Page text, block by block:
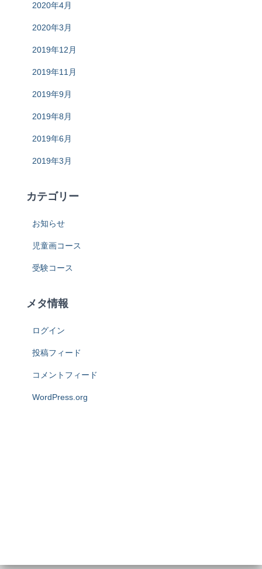
2020年4月
2020年3月
2019年12月
2019年11月
2019年9月
2019年8月
2019年6月
2019年3月
カテゴリー
お知らせ
児童画コース
受験コース
メタ情報
ログイン
投稿フィード
コメントフィード
WordPress.org